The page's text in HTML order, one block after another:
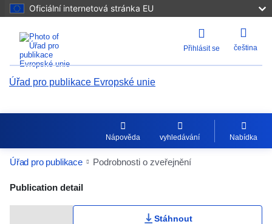
Oficiální internetová stránka EU
Přihlásit se čeština
Úřad pro publikace Evropské unie
Nápověda vyhledávání Nabídka
Úřad pro publikace Podrobnosti o zveřejnění
Publication Detail Actions Portlet
Publication detail
Stáhnout